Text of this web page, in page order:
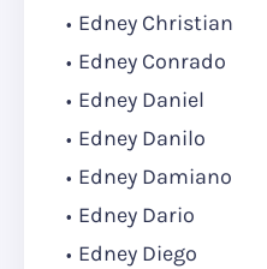
Edney Christian
Edney Conrado
Edney Daniel
Edney Danilo
Edney Damiano
Edney Dario
Edney Diego